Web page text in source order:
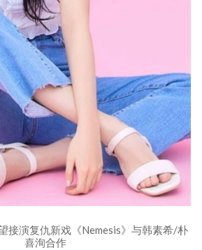
接演复仇新戏《Nemesis》与韩素希/朴
喜洵合作